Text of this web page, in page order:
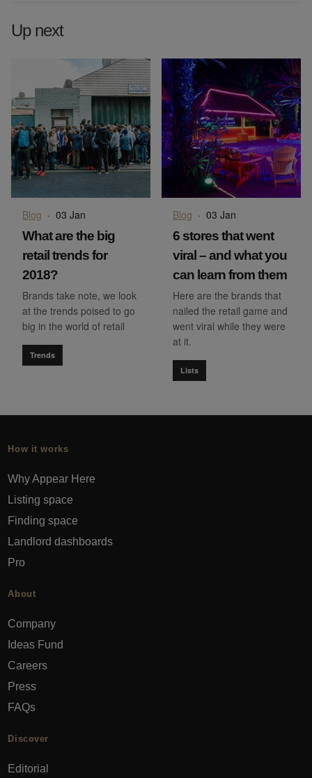
Up next
Blog · 03 Jan
What are the big
retail trends for
2018?
Brands take note, we look
at the trends poised to go
big in the world of retail
Trends
Blog · 03 Jan
6 stores that went
viral – and what you
can learn from them
Here are the brands that
nailed the retail game and
went viral while they were
at it.
Lists
How it works
Why Appear Here
Listing space
Finding space
Landlord dashboards
Pro
About
Company
Ideas Fund
Careers
Press
FAQs
Discover
Editorial